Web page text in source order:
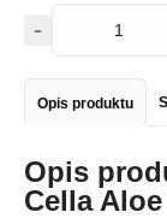
Opis produktu
Opis
Cella